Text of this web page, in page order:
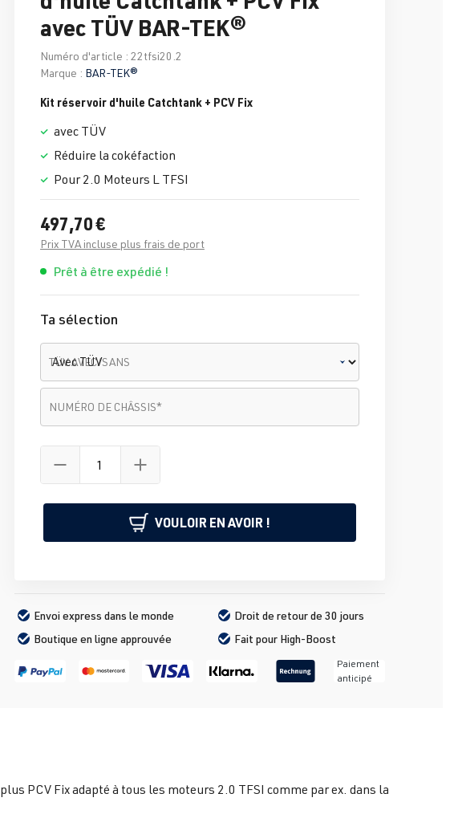
avec TÜV BAR-TEK®
Numéro d'article : 22tfsi20.2
Marque : BAR-TEK®
Kit réservoir d'huile Catchtank + PCV Fix
avec TÜV
Réduire la cokéfaction
Pour 2.0 Moteurs L TFSI
497,70 €
Prix TVA incluse plus frais de port
Prêt à être expédié !
Ta sélection
TÜV AVEC/SANS
NUMÉRO DE CHÂSSIS*
VOULOIR EN AVOIR !
Envoi express dans le monde
Droit de retour de 30 jours
Boutique en ligne approuvée
Fait pour High-Boost
Paiement
anticipé
PCV Fix adapté à tous les moteurs 2.0 TFSI comme par ex. dans la